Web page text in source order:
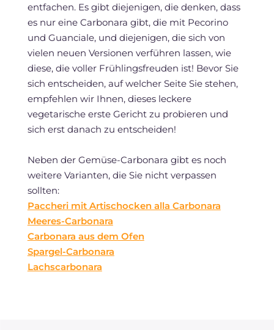
entfachen. Es gibt diejenigen, die denken, dass
es nur eine Carbonara gibt, die mit Pecorino
und Guanciale, und diejenigen, die sich von
vielen neuen Versionen verführen lassen, wie
diese, die voller Frühlingsfreuden ist! Bevor Sie
sich entscheiden, auf welcher Seite Sie stehen,
empfehlen wir Ihnen, dieses leckere
vegetarische erste Gericht zu probieren und
sich erst danach zu entscheiden!
Neben der Gemüse-Carbonara gibt es noch
weitere Varianten, die Sie nicht verpassen
sollten:
Paccheri mit Artischocken alla Carbonara
Meeres-Carbonara
Carbonara aus dem Ofen
Spargel-Carbonara
Lachscarbonara